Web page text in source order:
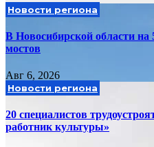
Новости региона
В Новосибирской области
мостов
Авг 6, 2026
Новости региона
20 специалистов
работник культуры»